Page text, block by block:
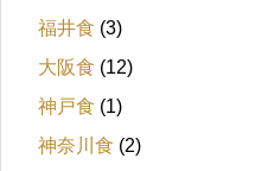
福井食 (3)
大阪食 (12)
神戸食 (1)
神奈川食 (2)